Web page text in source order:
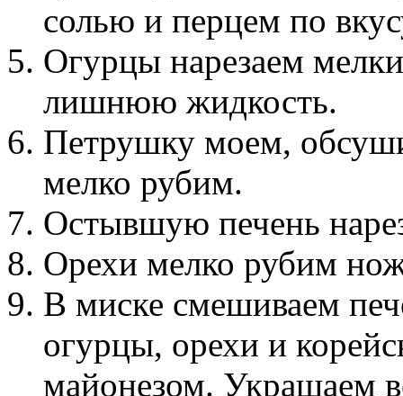
солью и перцем по
Огурцы нарезаем
лишнюю жидкость.
Петрушку моем,
мелко рубим.
Остывшую печень
Орехи мелко рубим
В миске смешиваем
огурцы, орехи и
майонезом. Украшаем